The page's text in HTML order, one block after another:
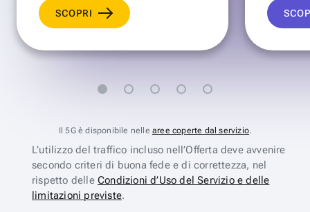
SCOPRI
Il 5G è disponibile nelle aree coperte dal servizio.
L’utilizzo del traffico incluso nell’Offerta deve avvenire
secondo criteri di buona fede e di correttezza, nel
rispetto delle Condizioni d’Uso del Servizio e delle
limitazioni previste.